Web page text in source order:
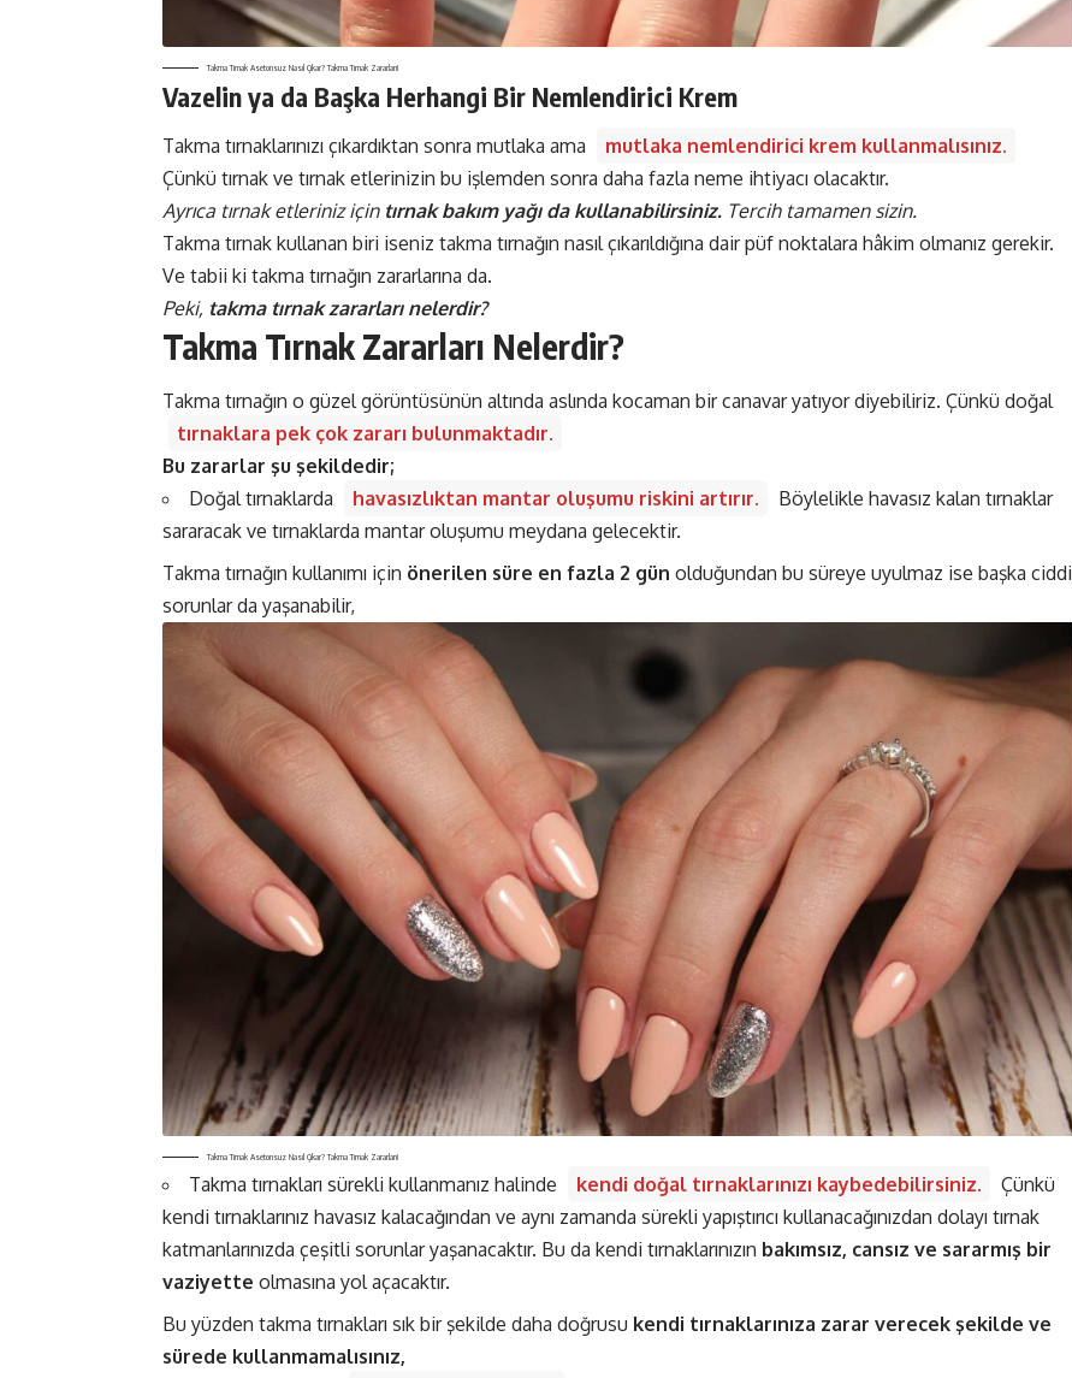
Takma Tırnak Asetonsuz Nasıl Çıkar? Takma Tırnak Zararları!
Vazelin ya da Başka Herhangi Bir Nemlendirici Krem
Takma tırnaklarınızı çıkardıktan sonra mutlaka ama
mutlaka nemlendirici krem kullanmalısınız.
Çünkü tırnak ve tırnak etlerinizin bu işlemden sonra daha fazla neme ihtiyacı olacaktır.
Ayrıca tırnak etleriniz için tırnak bakım yağı da kullanabilirsiniz. Tercih tamamen sizin.
Takma tırnak kullanan biri iseniz takma tırnağın nasıl çıkarıldığına dair püf noktalara hâkim olmanız gerekir.
Ve tabii ki takma tırnağın zararlarına da.
Peki, takma tırnak zararları nelerdir?
Takma Tırnak Zararları Nelerdir?
Takma tırnağın o güzel görüntüsünün altında aslında kocaman bir canavar yatıyor diyebiliriz. Çünkü doğal
tırnaklara pek çok zararı bulunmaktadır.
Bu zararlar şu şekildedir;
Doğal tırnaklarda
havasızlıktan mantar oluşumu riskini artırır.
Böylelikle havasız kalan tırnaklar
sararacak ve tırnaklarda mantar oluşumu meydana gelecektir.
Takma tırnağın kullanımı için önerilen süre en fazla 2 gün olduğundan bu süreye uyulmaz ise başka ciddi
sorunlar da yaşanabilir,
Takma Tırnak Asetonsuz Nasıl Çıkar? Takma Tırnak Zararları!
Takma tırnakları sürekli kullanmanız halinde kendi doğal tırnaklarınızı kaybedebilirsiniz.
Çünkü
kendi tırnaklarınız havasız kalacağından ve aynı zamanda sürekli yapıştırıcı kullanacağınızdan dolayı tırnak
katmanlarınızda çeşitli sorunlar yaşanacaktır. Bu da kendi tırnaklarınızın bakımsız, cansız ve sararmış bir
vaziyette olmasına yol açacaktır.
Bu yüzden takma tırnakları sık bir şekilde daha doğrusu kendi tırnaklarınıza zarar verecek şekilde ve
sürede kullanmamalısınız,